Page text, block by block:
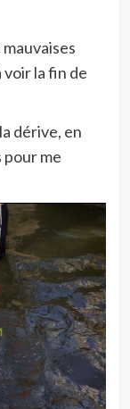
voir la fin de
dérive, en
me